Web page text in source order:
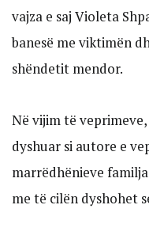
vajza e saj Violeta
banesë me viktimën
shëndetit mendor.
Në vijim të
dyshuar si autore e
marrëdhënieve
me të cilën dyshohet